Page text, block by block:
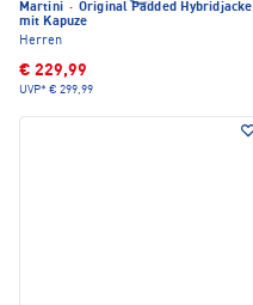
Martini · Original Padded Hybridjacke
mit Kapuze
Herren
€ 229,99
UVP* € 299,99